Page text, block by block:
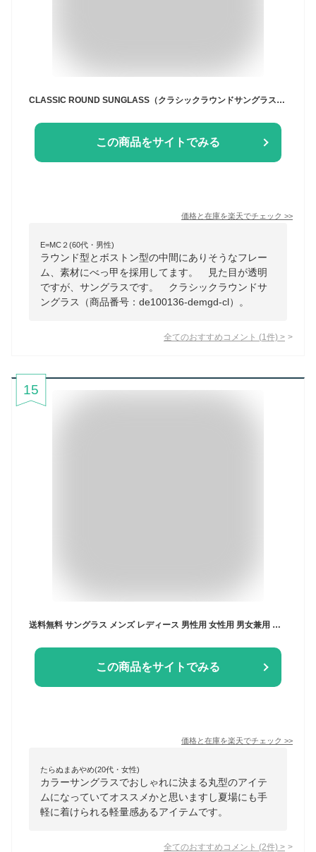
CLASSIC ROUND SUNGLASS（クラシックラウンドサングラス）べっ甲/GOLD × CLEAR デミ金ゴールド丸メガネ軽いセルフレーム度なしレンズユニセックスだてめがね旅行プチプラ定番トレンドベーシック日よけ丸型ビジネス飛沫予防かわいい眼鏡
この商品をサイトでみる
価格と在庫を楽天でチェック >>
E=MC２(60代・男性)
ラウンド型とボストン型の中間にありそうなフレー
ム、素材にべっ甲を採用してます。 見た目が透明
ですが、サングラスです。 クラシックラウンドサ
ングラス（商品番号：de100136-demgd-cl）。
全てのおすすめコメント (1 件) >
15
送料無料 サングラス メンズ レディース 男性用 女性用 男女兼用 伊達めがね ラウンド型 丸型 カラーレンズ クリアレンズ メタルフレーム 紫外線対策 UV対策 おしゃれ かっこいい 黒縁 ゴールドカラー シルバーカラー ブラック ブラウン グレー ピンク ブルー パープル 黒 茶
この商品をサイトでみる
価格と在庫を楽天でチェック >>
たらぬまあやめ(20代・女性)
カラーサングラスでおしゃれに決まる丸型のアイテ
ムになっていてオススメかと思いますし夏場にも手
軽に着けられる軽量感あるアイテムです。
全てのおすすめコメント (2件) >